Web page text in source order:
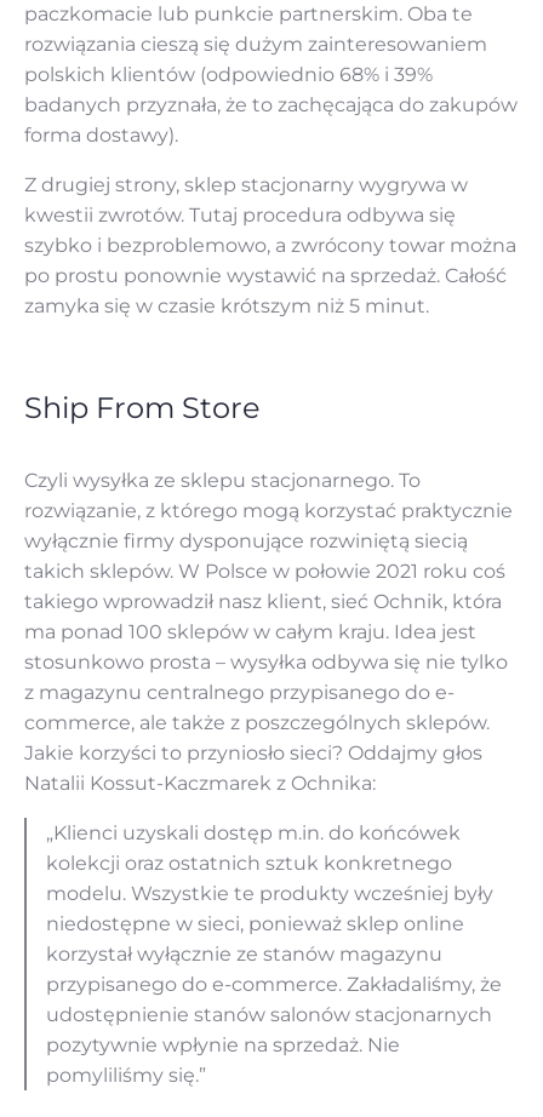
paczkomacie lub punkcie partnerskim. Oba te
rozwiązania cieszą się dużym zainteresowaniem
polskich klientów (odpowiednio 68% i 39%
badanych przyznała, że to zachęcająca do zakupów
forma dostawy).
Z drugiej strony, sklep stacjonarny wygrywa w
kwestii zwrotów. Tutaj procedura odbywa się
szybko i bezproblemowo, a zwrócony towar można
po prostu ponownie wystawić na sprzedaż. Całość
zamyka się w czasie krótszym niż 5 minut.
Ship From Store
Czyli wysyłka ze sklepu stacjonarnego. To
rozwiązanie, z którego mogą korzystać praktycznie
wyłącznie firmy dysponujące rozwiniętą siecią
takich sklepów. W Polsce w połowie 2021 roku coś
takiego wprowadził nasz klient, sieć Ochnik, która
ma ponad 100 sklepów w całym kraju. Idea jest
stosunkowo prosta – wysyłka odbywa się nie tylko
z magazynu centralnego przypisanego do e-
commerce, ale także z poszczególnych sklepów.
Jakie korzyści to przyniosło sieci? Oddajmy głos
Natalii Kossut-Kaczmarek z Ochnika:
„Klienci uzyskali dostęp m.in. do końcówek
kolekcji oraz ostatnich sztuk konkretnego
modelu. Wszystkie te produkty wcześniej były
niedostępne w sieci, ponieważ sklep online
korzystał wyłącznie ze stanów magazynu
przypisanego do e-commerce. Zakładaliśmy, że
udostępnienie stanów salonów stacjonarnych
pozytywnie wpłynie na sprzedaż. Nie
pomyliliśmy się.”